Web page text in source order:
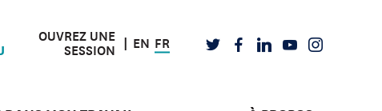
OUVREZ UNE
SESSION EN FR TWITTERFACEBOOK
LINKEDIN
YOUTUBEINSTAGRAM